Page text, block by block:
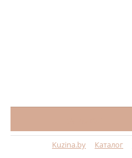
Kuzina.by Каталог